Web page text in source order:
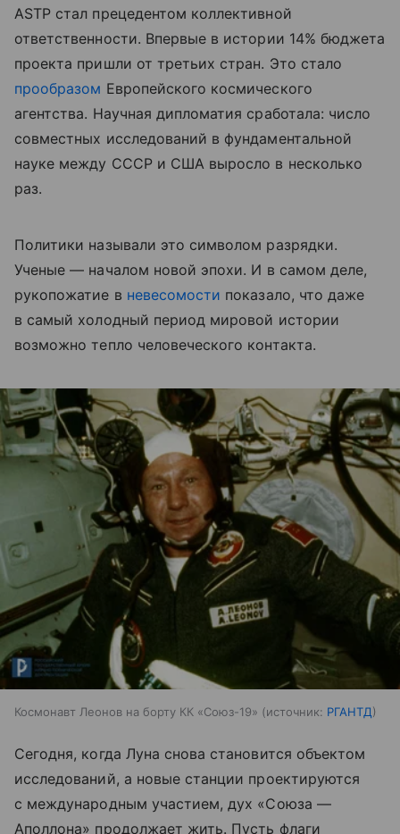
ASTP стал прецедентом коллективной
ответственности. Впервые в истории 14% бюджета
проекта пришли от третьих стран. Это стало
прообразом Европейского космического
агентства. Научная дипломатия сработала: число
совместных исследований в фундаментальной
науке между СССР и США выросло в несколько
раз.
Политики называли это символом разрядки.
Ученые — началом новой эпохи. И в самом деле,
рукопожатие в невесомости показало, что даже
в самый холодный период мировой истории
возможно тепло человеческого контакта.
Космонавт Леонов на борту КК «Союз-19» источник: РГАНТД
Сегодня, когда Луна снова становится объектом
исследований, а новые станции проектируются
с международным участием, дух «Союза —
Аполлона» продолжает жить. Пусть флаги